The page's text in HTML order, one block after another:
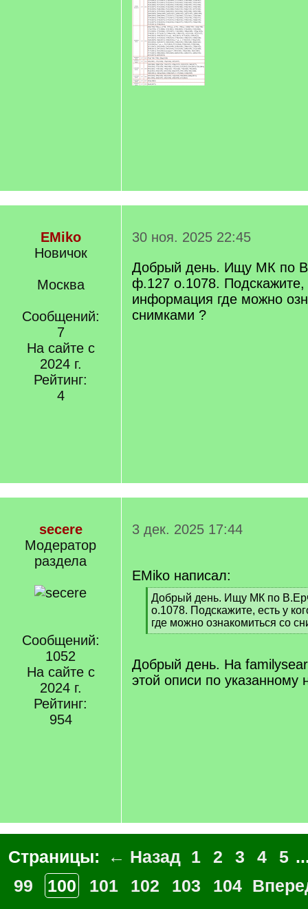
EMiko
Новичок
Москва
Сообщений:
7
На сайте с
2024 г.
Рейтинг:
4
30 ноя. 2025 22:45
Добрый день. Ищу МК по
ф.127 о.1078. Подскажите,
информация где можно
снимками ?
secere
Модератор
раздела
Сообщений:
1052
На сайте с
2024 г.
Рейтинг:
954
3 дек. 2025 17:44
EMiko написал:
[
q
]
Добрый день. Ищу МК по
о.1078. Подскажите, есть у
где можно ознакомиться со
[
q
]
Добрый день. На
этой описи по указанному
Страницы: ← Назад 1 2 3 4 5
99
100 101 102 103 104